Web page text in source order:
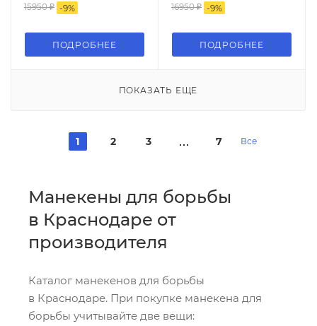
15950 ₽ -9%
ПОДРОБНЕЕ
16950 ₽ -9%
ПОДРОБНЕЕ
ПОКАЗАТЬ ЕЩЕ
1 2 3 7 Все
Манекены для борьбы
в Краснодаре от
производителя
Каталог манекенов для борьбы
в Краснодаре. При покупке манекена для
борьбы учитывайте две вещи: